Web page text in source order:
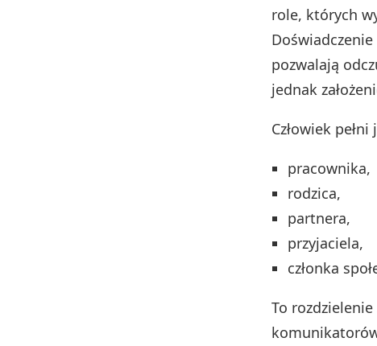
role, których
pozwalają
jednak
Człowiek
pracownika,
rodzica,
partnera,
przyjaciela,
członka
To